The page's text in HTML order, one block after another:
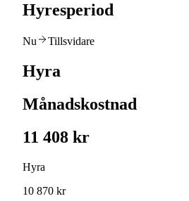
Hyresperiod
Nu Tillsvidare
Hyra
Månadskostnad
11 408 kr
Hyra
10 870 kr